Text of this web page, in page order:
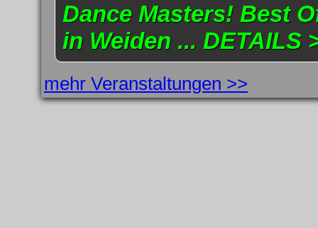
Dance Masters! Best
in Weiden ... DETAILS
mehr Veranstaltungen >>